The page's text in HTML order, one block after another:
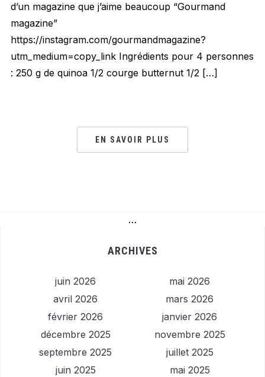
d’un magazine que j’aime beaucoup “Gourmand
magazine”
https://instagram.com/gourmandmagazine?
utm_medium=copy_link Ingrédients pour 4 personnes
: 250 g de quinoa 1/2 courge butternut 1/2 […]
EN SAVOIR PLUS
…
ARCHIVES
juin 2026
mai 2026
avril 2026
mars 2026
février 2026
janvier 2026
décembre 2025
novembre 2025
septembre 2025
juillet 2025
juin 2025
mai 2025